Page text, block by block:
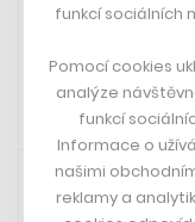
23. 12. 2024 11:26
funkcí sociálních
Pomocí cookies
analýze
funkcí
Informace o
našimi
reklamy a